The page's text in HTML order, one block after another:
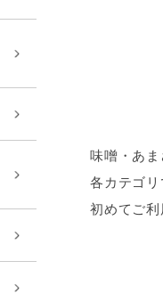
味噌・あま
各カテゴリ
初めてご